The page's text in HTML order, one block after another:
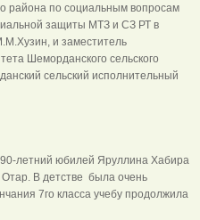
района по социальным вопросам
защиты МТЗ и СЗ РТ в
и заместитель
Шеморданского сельского
сельский исполнительный
90-летний юбилей Яруллина Хабира
В детстве была очень
7го класса учебу продолжила